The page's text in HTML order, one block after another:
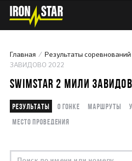
Главная Результаты соревнований
ЗАВИДОВО 2022
SWIMSTAR 2 МИЛИ
Результаты О гонке Маршруты
Место проведения